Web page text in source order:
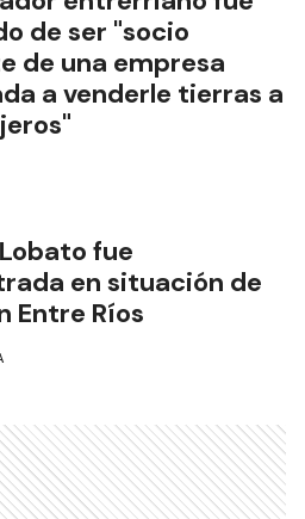
de ser "socio
de una empresa
a venderle tierras a
fue
en situación de
Entre Ríos